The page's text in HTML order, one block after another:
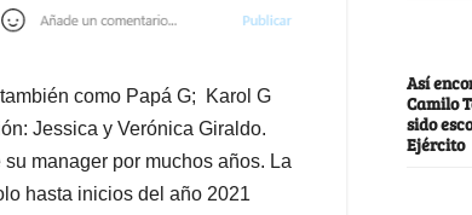
como Papá G; Karol G
Jessica y Verónica Giraldo.
manager por muchos años. La
hasta inicios del año 2021
Así
Camilo
sido
Ejército